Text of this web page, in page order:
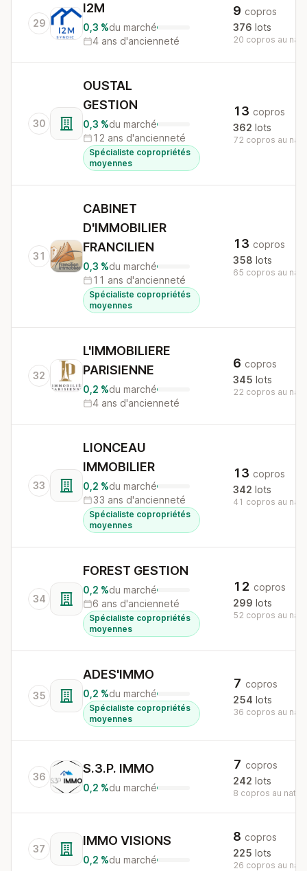
29
I2M
0,3 %du marché
4 ans d'ancienneté
9 copros
376 lots
20 copros au
30
OUSTAL
GESTION
0,3 %du marché
12 ans d'ancienneté
Spécialiste copropriétés
moyennes
13 copros
362 lots
72 copros au
31
CABINET
D'IMMOBILIER
FRANCILIEN
0,3 %du marché
11 ans d'ancienneté
Spécialiste copropriétés
moyennes
13 copros
358 lots
65 copros au
32
L'IMMOBILIERE
PARISIENNE
0,2 %du marché
4 ans d'ancienneté
6 copros
345 lots
22 copros au
33
LIONCEAU
IMMOBILIER
0,2 %du marché
33 ans d'ancienneté
Spécialiste copropriétés
moyennes
13 copros
342 lots
41 copros au
34
FOREST GESTION
0,2 %du marché
6 ans d'ancienneté
Spécialiste copropriétés
moyennes
12 copros
299 lots
52 copros au
35
ADES'IMMO
0,2 %du marché
Spécialiste copropriétés
moyennes
7 copros
254 lots
36 copros au
36
S.3.P. IMMO
0,2 %du marché
7 copros
242 lots
8 copros au
37
IMMO VISIONS
0,2 %du marché
8 copros
225 lots
26 copros au